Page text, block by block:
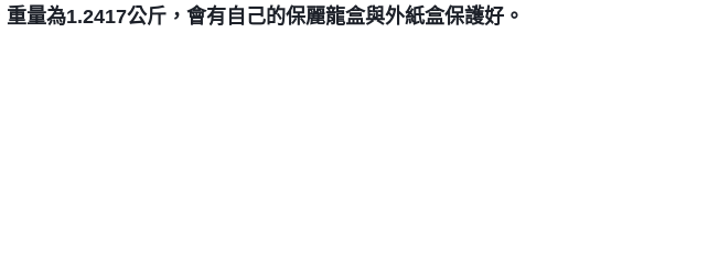
量為1.2417公斤，會有自己的保麗龍盒與外紙盒保護好。